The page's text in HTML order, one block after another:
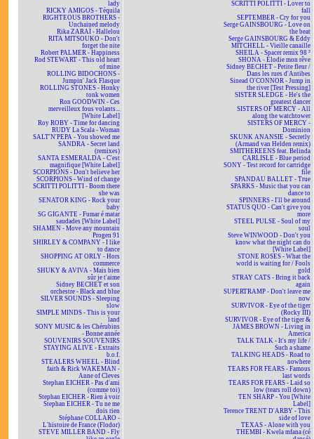
lady
RICKY AMIGOS - Téquila
RIGHTEOUS BROTHERS -
Unchained melody
Rika ZARAÏ - Hallelou
RITA MITSOUKO - Don't
forget the nite
Robert PALMER - Happiness
Rod STEWART - This old heart
of mine
ROLLING BIDOCHONS -
Jumpin' Jack Flasque
ROLLING STONES - Honky
tonk women
Ron GOODWIN - Ces
merveilleux fous volants...
[White Label]
Roy ROBY - Time for dancing
RUDY La Scala - Woman
SALT'N'PEPA - You showed me
SANDRA - Secret land
(remixes)
SANTA ESMERALDA - C'est
magnifique [White Label]
SCORPIONS - Don't believe her
SCORPIONS - Wind of change
SCRITTI POLITTI - Boom there
she was
SENATOR KING - Rock your
baby
SG GIGANTE - Fumar é matar
saudades [White Label]
SHAMEN - Move any mountain
Progen 91
SHIRLEY & COMPANY - I like
to dance
SHOPPING AT ORLY - Hors
commerce
SHUKY & AVIVA - Mais bien
sûr je t'aime
Sidney BECHET et son
orchestre - Black and blue
SILVER SOUNDS - Sleeping
slow
SIMPLE MINDS - This is your
land
SONY MUSIC & les Chérubins
- Bonne année
SOUVENIRS SOUVENIRS
STAYING ALIVE - Extraits
b.o.f.
STEALERS WHEEL - Blind
faith & Rick WAKEMAN -
Anne of Cleves
Stephan EICHER - Pas d'ami
(comme toi)
Stephan EICHER - Rien à voir
Stephan EICHER - Tu ne me
dois rien
Stéphane COLLARO -
L'histoire de France (Flodor)
STEVE MILLER BAND - Fly
SCRITTI POLITTI - Lover to
fall
SEPTEMBER - Cry for you
Serge GAINSBOURG - Love on
the beat
Serge GAINSBOURG & Eddy
MITCHELL - Vieille canaille
SHEILA - Spacer remix 98 ²
SHONA - Elodie mon rêve
Sidney BECHET - Petite fleur /
Dans les rues d'Antibes
Sinead O'CONNOR - Jump in
the river [Test Pressing]
SISTER SLEDGE - He's the
greatest dancer
SISTERS OF MERCY - All
along the watchtower
SISTERS OF MERCY -
Dominion
SKUNK ANANSIE - Secretly
(Armand van Helden remix)
SMITHEREENS feat. Belinda
CARLISLE - Blue period
SONY - Test record for cartridge
file
SPANDAU BALLET - True
SPARKS - Music that you can
dance to
SPINNERS - I'll be around
STATUS QUO - Can't give you
more
STEEL PULSE - Soul of my
soul
Steve WINWOOD - Don't you
know what the night can do
[White Label]
STONE ROSES - What the
world is waiting for / Fools
gold
STRAY CATS - Bring it back
again
SUPERTRAMP - Don't leave me
now
SURVIVOR - Eye of the tiger
(Rocky III)
SURVIVOR - Eye of the tiger &
JAMES BROWN - Living in
America
TALK TALK - It's my life /
Such a shame
TALKING HEADS - Road to
nowhere
TEARS FOR FEARS - Famous
last words
TEARS FOR FEARS - Laid so
low (tears roll down)
TEN SHARP - You [White
Label]
Terence TRENT D'ARBY - This
side of love
TEXAS - Alone with you
THEMBI - Kwela mfana (cé